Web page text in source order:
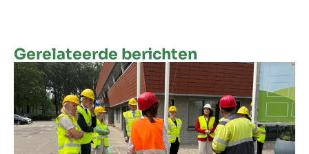
Gerelateerde berichten